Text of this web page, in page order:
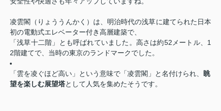
凌雲閣（りょううんかく）は、明治時代の浅草に建てられた日本
初の電動式エレベーター付き高層建築で、
「浅草十二階」とも呼ばれていました。高さは約52メートル、1
2階建てで、当時の東京のランドマークでした。
「雲を凌ぐほど高い」という意味で「凌雲閣」と名付けられ、
眺
望を楽しむ展望塔として人気を集めたそうです。